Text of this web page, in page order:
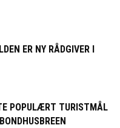
ER NY RÅDGIVER I
POPULÆRT TURISTMÅL